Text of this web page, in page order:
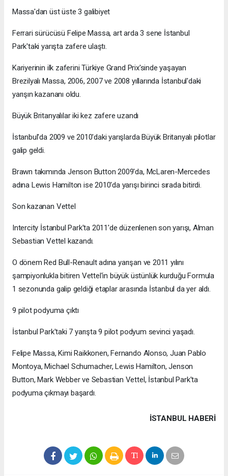
Massa'dan üst üste 3 galibiyet
Ferrari sürücüsü Felipe Massa, art arda 3 sene İstanbul
Park'taki yarışta zafere ulaştı.
Kariyerinin ilk zaferini Türkiye Grand Prix'sinde yaşayan
Brezilyalı Massa, 2006, 2007 ve 2008 yıllarında İstanbul'daki
yarışın kazananı oldu.
Büyük Britanyalılar iki kez zafere uzandı
İstanbul'da 2009 ve 2010'daki yarışlarda Büyük Britanyalı pilotlar
galip geldi.
Brawn takımında Jenson Button 2009'da, McLaren-Mercedes
adına Lewis Hamilton ise 2010'da yarışı birinci sırada bitirdi.
Son kazanan Vettel
Intercity İstanbul Park'ta 2011'de düzenlenen son yarışı, Alman
Sebastian Vettel kazandı.
O dönem Red Bull-Renault adına yarışan ve 2011 yılını
şampiyonlukla bitiren Vettel'in büyük üstünlük kurduğu Formula
1 sezonunda galip geldiği etaplar arasında İstanbul da yer aldı.
9 pilot podyuma çıktı
İstanbul Park'taki 7 yarışta 9 pilot podyum sevinci yaşadı.
Felipe Massa, Kimi Raikkonen, Fernando Alonso, Juan Pablo
Montoya, Michael Schumacher, Lewis Hamilton, Jenson
Button, Mark Webber ve Sebastian Vettel, İstanbul Park'ta
podyuma çıkmayı başardı.
İSTANBUL HABERİ